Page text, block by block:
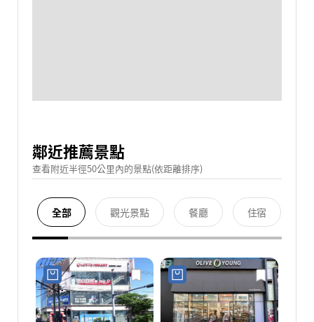
鄰近推薦景點
查看附近半徑50公里內的景點(依距離排序)
全部 觀光景點 餐廳 住宿